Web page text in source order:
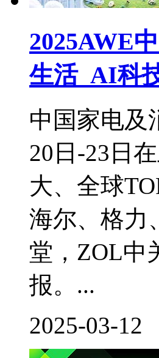
2025AWE
生活_AI科
中国家电及
20日-23日
大、全球
海尔、格力
堂，ZOL中
报。...
2025-03-12